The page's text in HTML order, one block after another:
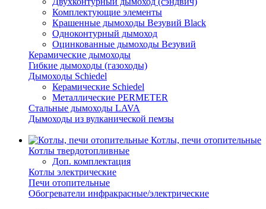
Комплектующие элементы
Крашенные дымоходы Везувий Black
Одноконтурный дымоход
Оцинкованные дымоходы Везувий
Керамические дымоходы
Гибкие дымоходы (газоходы)
Дымоходы Schiedel
Керамические Schiedel
Металлические PERMETER
Стальные дымоходы LAVA
Дымоходы из вулканической пемзы
Котлы, печи отопительные
Котлы твердотопливные
Доп. комплектация
Котлы электрические
Печи отопительные
Обогреватели инфракрасные/электрические